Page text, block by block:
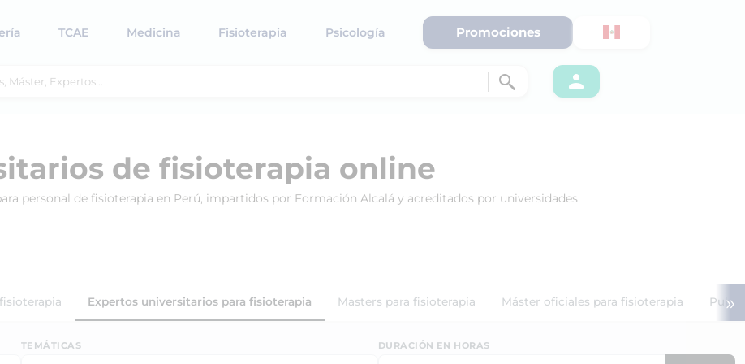
TCAE Medicina Fisioterapia Psicología Promociones
de fisioterapia online
personal de fisioterapia en Perú, impartidos por Formación Alcalá y acreditados por universidades
Expertos universitarios para fisioterapia Masters para fisioterapia Máster oficiales para fisioterapia »
TEMÁTICAS DURACIÓN EN HORAS